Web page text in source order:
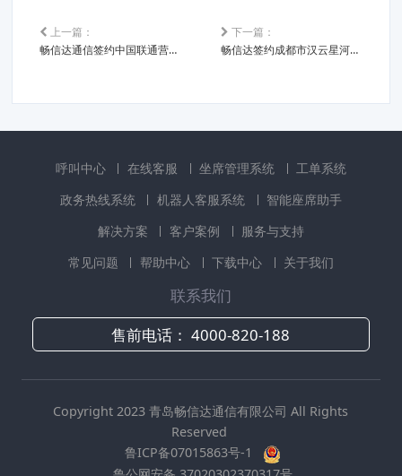
上一篇：
畅信达通信签约中国联通营口分公司
下一篇：
畅信达签约成都市汉云星河网络系统有限公司
呼叫中心 在线客服 坐席管理系统
工单系统
政务热线系统
机器人客服系统
智能座席助手
解决方案
客户案例
服务与支持
常见问题
帮助中心 下载中心 关于我们
联系我们
售前电话：4000-820-188
Copyright 2023 青岛畅信达通信有限公司 All Rights
Reserved
鲁ICP备07015863号-1